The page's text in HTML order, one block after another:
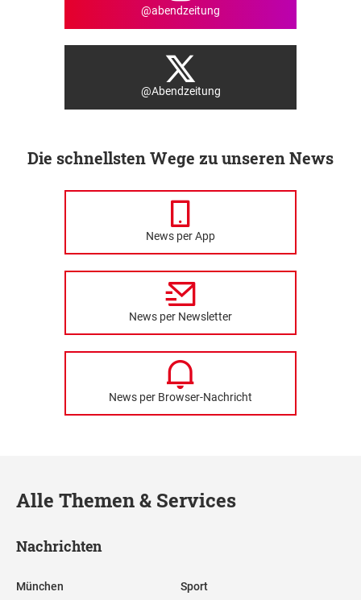
@abendzeitung
@Abendzeitung
Die schnellsten Wege zu unseren News
News per App
News per Newsletter
News per Browser-Nachricht
Alle Themen & Services
Nachrichten
München Sport